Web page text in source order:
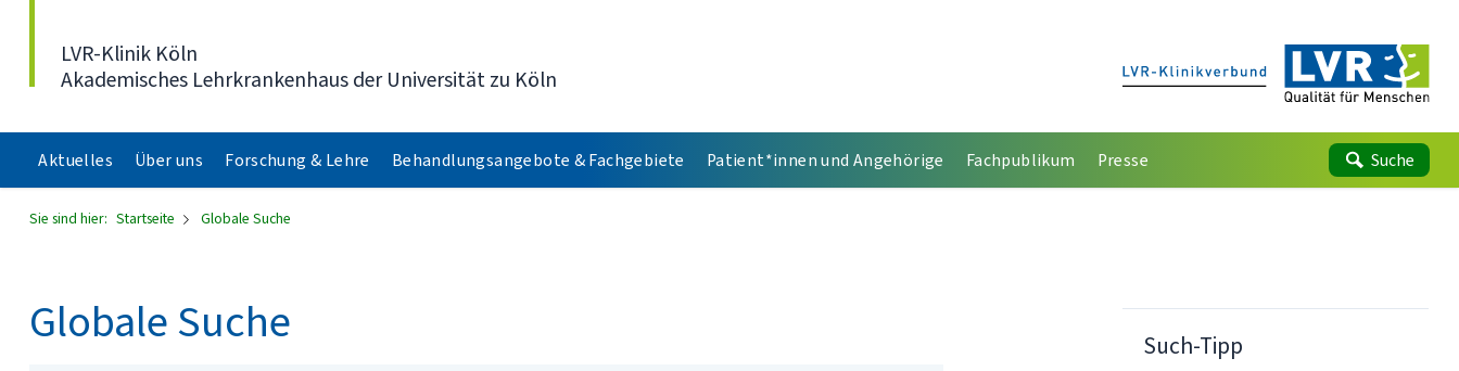
LVR-Klinik Köln
Akademisches Lehrkrankenhaus der Universität zu Köln
Aktuelles Über uns Forschung & Lehre Behandlungsangebote & Fachgebiete Patient*innen und Angehörige Fachpublikum Presse Suche
Sie sind hier: Startseite Globale Suche
Globale Suche Such-Tipp